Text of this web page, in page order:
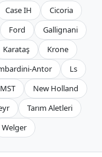
Case IH
Cicoria
Ford
Gallignani
Karataş
Krone
Antor
Ls
MST
New Holland
Tarım Aletleri
Welger